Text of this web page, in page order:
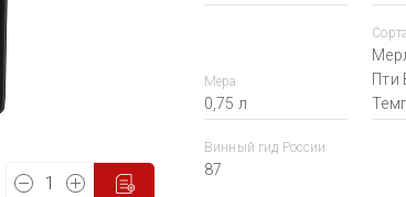
Мера
0,75 л
Пти
Винный гид России
87